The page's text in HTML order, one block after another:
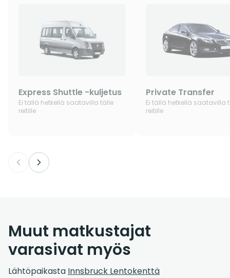
Express Shuttle -kuljetus
Ei tällä hetkellä saatavilla tälle
reitille
Private Transfer
Ei tällä hetkellä saatavilla
reitille
Muut matkustajat
varasivat myös
Lähtöpaikasta Innsbruck Lentokenttä